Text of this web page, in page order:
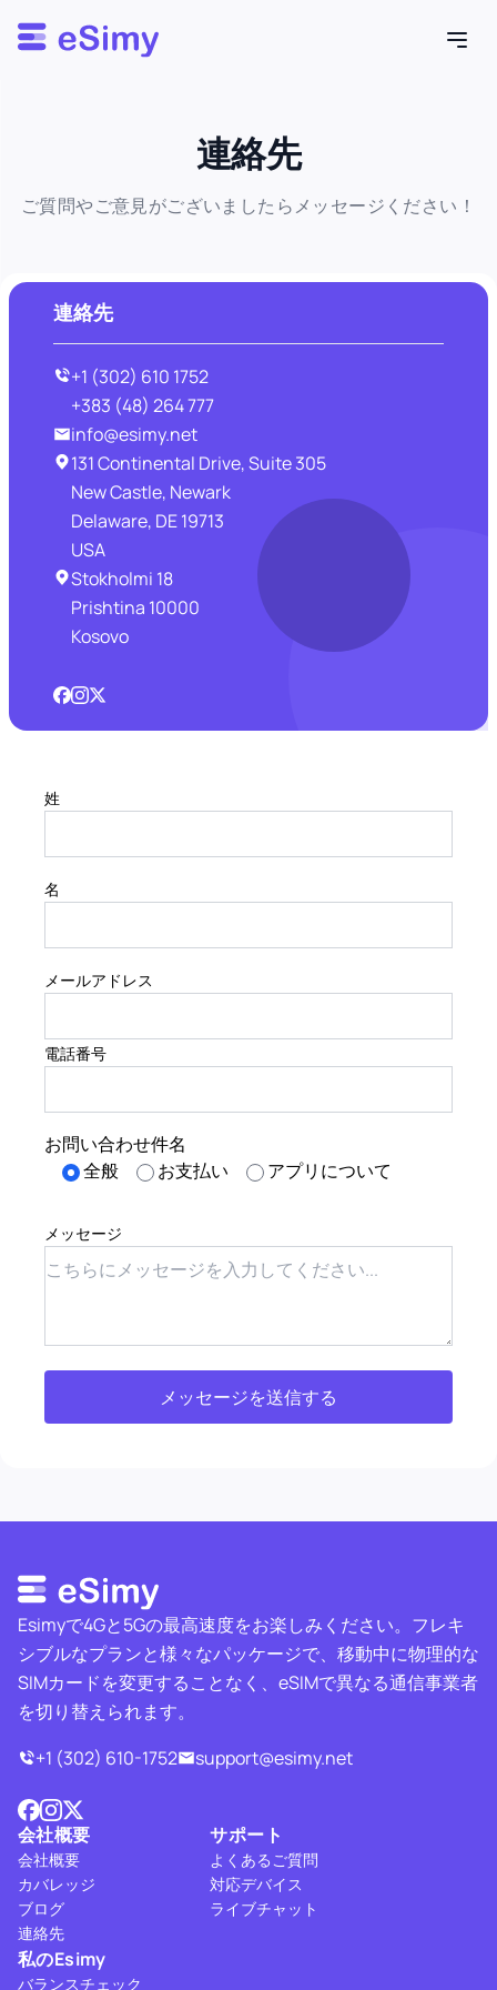
Esimy
連絡先
ご質問やご意見がございましたらメッセージください！
連絡先
+1 (302) 610 1752
+383 (48) 264 777
info@esimy.net
131 Continental Drive, Suite 305
New Castle, Newark
Delaware, DE 19713
USA
Stokholmi 18
Prishtina 10000
Kosovo
姓
名
メールアドレス
電話番号
お問い合わせ件名
全般
お支払い アプリについて
メッセージ
Esimyで4Gと5Gの最高速度をお楽しみください。フレキ
シブルなプランと様々なパッケージで、移動中に物理的な
SIMカードを変更することなく、eSIMで異なる通信事業者
を切り替えられます。
+1 (302) 610-1752
support@esimy.net
会社概要
会社概要
カバレッジ
ブログ
連絡先
サポート
よくあるご質問
対応デバイス
ライブチャット
私のEsimy
バランスチェック